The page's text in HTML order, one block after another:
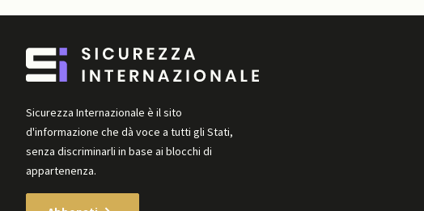
Sicurezza Internazionale è il sito
d'informazione che dà voce a tutti gli Stati,
senza discriminarli in base ai blocchi di
appartenenza.